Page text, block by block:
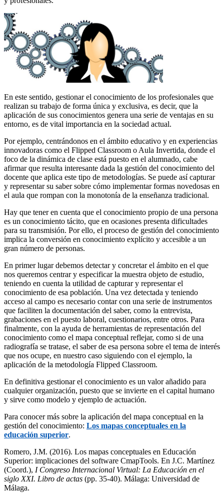
En este sentido, gestionar el conocimiento de los profesionales que
realizan su trabajo de forma única y exclusiva, es decir, que la
aplicación de sus conocimientos genera una serie de ventajas en su
entorno, es de vital importancia en la sociedad actual.
Por ejemplo, centrándonos en el ámbito educativo y en experiencias
innovadoras como el Flipped Classroom o Aula Invertida, donde el
foco de la dinámica de clase está puesto en el alumnado, cabe
afirmar que resulta interesante dada la gestión del conocimiento del
docente que aplica este tipo de metodologías. Se puede así capturar
y representar su saber sobre cómo implementar formas novedosas en
el aula que rompan con la monotonía de la enseñanza tradicional.
Hay que tener en cuenta que el conocimiento propio de una persona
es un conocimiento tácito, que en ocasiones presenta dificultades
para su transmisión. Por ello, el proceso de gestión del conocimiento
implica la conversión en conocimiento explícito y accesible a un
gran número de personas.
En primer lugar debemos detectar y concretar el ámbito en el que
nos queremos centrar y especificar la muestra objeto de estudio,
teniendo en cuenta la utilidad de capturar y representar el
conocimiento de esa población. Una vez detectada y teniendo
acceso al campo es necesario contar con una serie de instrumentos
que faciliten la documentación del saber, como la entrevista,
grabaciones en el puesto laboral, cuestionarios, entre otros. Para
finalmente, con la ayuda de herramientas de representación del
conocimiento como el mapa conceptual reflejar, como si de una
radiografía se tratase, el saber de esa persona sobre el tema de interés
que nos ocupe, en nuestro caso siguiendo con el ejemplo, la
aplicación de la metodología Flipped Classroom.
En definitiva gestionar el conocimiento es un valor añadido para
cualquier organización, puesto que se invierte en el capital humano
y sirve como modelo y ejemplo de actuación.
Para conocer más sobre la aplicación del mapa conceptual en la
gestión del conocimiento: Los mapas conceptuales en la
educación superior.
Romero, J.M. (2016). Los mapas conceptuales en Educación
Superior: implicaciones del software CmapTools. En J.C. Martínez
(Coord.), I Congreso Internacional Virtual: La Educación en el
siglo XXI. Libro de actas (pp. 35-40). Málaga: Universidad de
Málaga.